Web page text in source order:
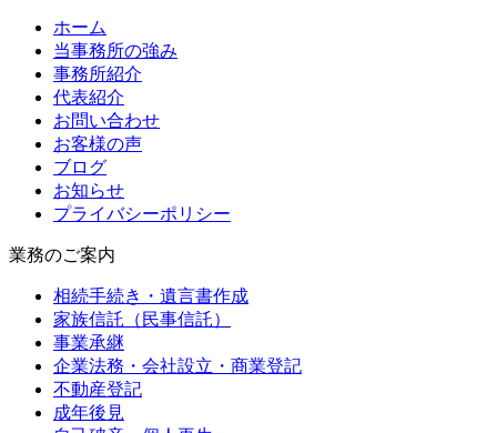
ホーム
当事務所の強み
事務所紹介
代表紹介
お問い合わせ
お客様の声
ブログ
お知らせ
プライバシーポリシー
業務のご案内
相続手続き・遺言書作成
家族信託（民事信託）
事業承継
企業法務・会社設立・商業登記
不動産登記
成年後見